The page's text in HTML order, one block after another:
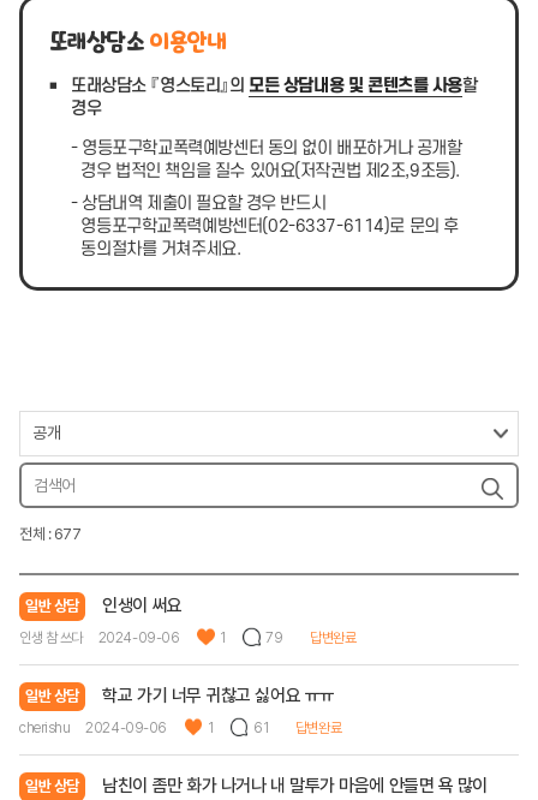
또래상담소 이용안내
또래상담소 『영스토리』의 모든 상담내용 및 콘텐츠를 사용할
경우
- 영등포구학교폭력예방센터 동의 없이 배포하거나 공개할
경우 법적인 책임을 질수 있어요(저작권법 제2조,9조등).
- 상담내역 제출이 필요할 경우 반드시
영등포구학교폭력예방센터(02-6337-6114)로 문의 후
동의절차를 거쳐주세요.
전체 : 677
일반 상담 인생이 써요
인생 참 쓰다 2024-09-06 1 79 답변완료
일반 상담 학교 가기 너무 귀찮고 싫어요 ㅠㅠ
cherishu 2024-09-06 1 61 답변완료
일반 상담
남친이 좀만 화가 나거나 내 말투가 마음에 안들면 욕 많이